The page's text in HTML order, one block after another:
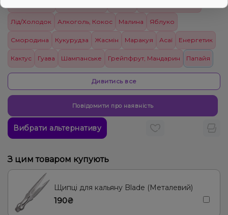
Лід/Холодок Алкоголь, Кокос Малина Яблуко
Смородина Кукурудза Жасмін Маракуя Асаї Енергетик
Кактус Гуава Шампанське Грейпфрут, Мандарин Папайя
М’ята, Чорниця/Лохина Капучіно Ананас, Кокос, Ром Диня
Дивитись все
Повідомити про наявність
Вибрати альтернативу
З цим товаром купують
Щипці для кальяну Blade (Металевий)
190₴